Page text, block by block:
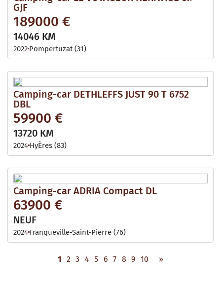
GJF
189000 €
14046 KM
2022 Pompertuzat (31)
Camping-car DETHLEFFS JUST 90 T 6752
DBL
59900 €
13720 KM
2024 HyÈres (83)
Camping-car ADRIA Compact DL
63900 €
NEUF
2024 Franqueville-Saint-Pierre (76)
1 2 3 4 5 6 7 8 9 10 »